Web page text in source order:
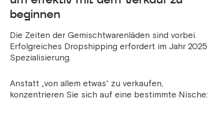
beginnen
Die Zeiten der Gemischtwarenläden sind vorbei.
Erfolgreiches Dropshipping erfordert im Jahr 2025
Spezialisierung.
Anstatt „von allem etwas“ zu verkaufen,
konzentrieren Sie sich auf eine bestimmte Nische: